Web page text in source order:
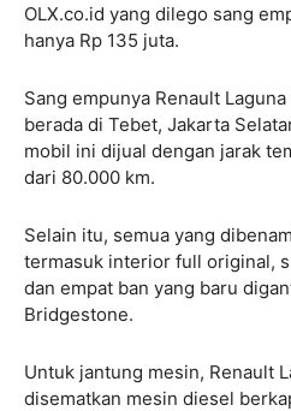
OLX.co.id yang dilego sang
hanya Rp 135 juta.
Sang empunya Renault
berada di Tebet, Jakarta
mobil ini dijual dengan jarak
dari 80.000 km.
Selain itu, semua yang
termasuk interior full original,
dan empat ban yang baru
Bridgestone.
Untuk jantung mesin, Renault
disematkan mesin diesel